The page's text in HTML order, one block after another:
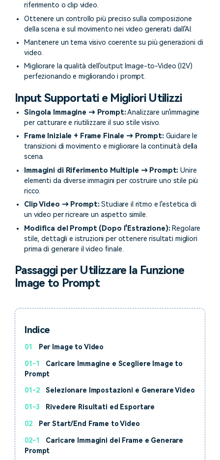
riferimento o clip video.
Ottenere un controllo più preciso sulla composizione
della scena e sul movimento nei video generati dall'AI.
Mantenere un tema visivo coerente su più generazioni di
video.
Migliorare la qualità dell'output Image-to-Video (I2V)
perfezionando e migliorando i prompt.
Input Supportati e Migliori Utilizzi
Singola Immagine → Prompt:Analizzare un'immagine
per catturare e riutilizzare il suo stile visivo.
Frame Iniziale + Frame Finale → Prompt: Guidare le
transizioni di movimento e migliorare la continuità della
scena.
Immagini di Riferimento Multiple → Prompt: Unire
elementi da diverse immagini per costruire uno stile più
ricco.
Clip Video → Prompt: Studiare il ritmo e l'estetica di
un video per ricreare un aspetto simile.
Modifica del Prompt (Dopo l'Estrazione): Regolare
stile, dettagli e istruzioni per ottenere risultati migliori
prima di generare il video finale.
Passaggi per Utilizzare la Funzione
Image to Prompt
Indice
01 Per Image to Video
01-1
Caricare Immagine e Scegliere Image to
Prompt
01-2 Selezionare Impostazioni e Generare Video
01-3 Rivedere Risultati ed Esportare
02 Per Start/End Frame to Video
02-1
Caricare Immagini dei Frame e Generare
Prompt